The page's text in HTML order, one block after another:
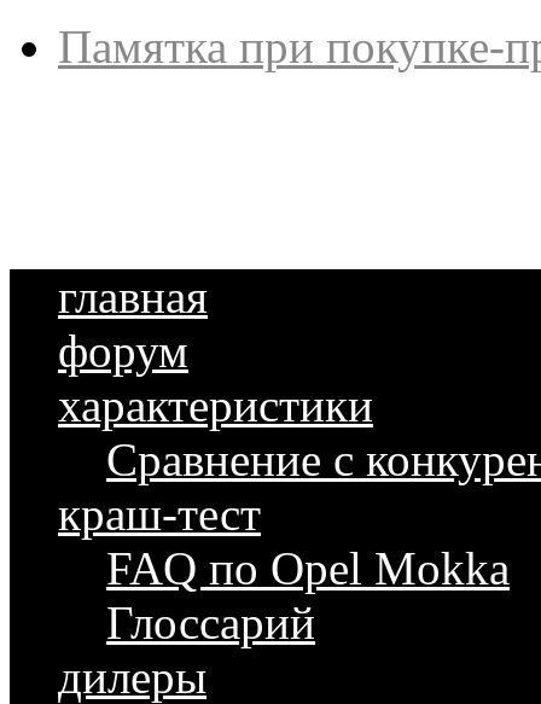
Памятка при покупке-
главная
форум
характеристики
Сравнение с
краш-тест
FAQ по Opel Mokka
Глоссарий
дилеры